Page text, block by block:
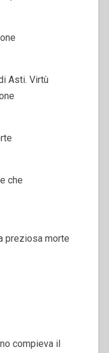
Asti. Virtù
che
preziosa morte
compieva il